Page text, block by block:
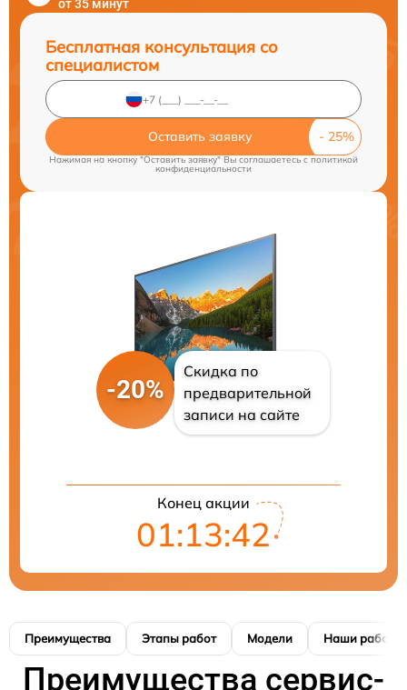
от 35 минут
Бесплатная консультация со
специалистом
Оставить заявку
Нажимая на кнопку "Оставить заявку" Вы соглашаетесь cполитикой
конфиденциальности
-20%
Скидка по
предварительной
записи на сайте
Конец акции
01:13:41
Преимущества Этапы работ Модели Наши работы
Преимущества сервис-